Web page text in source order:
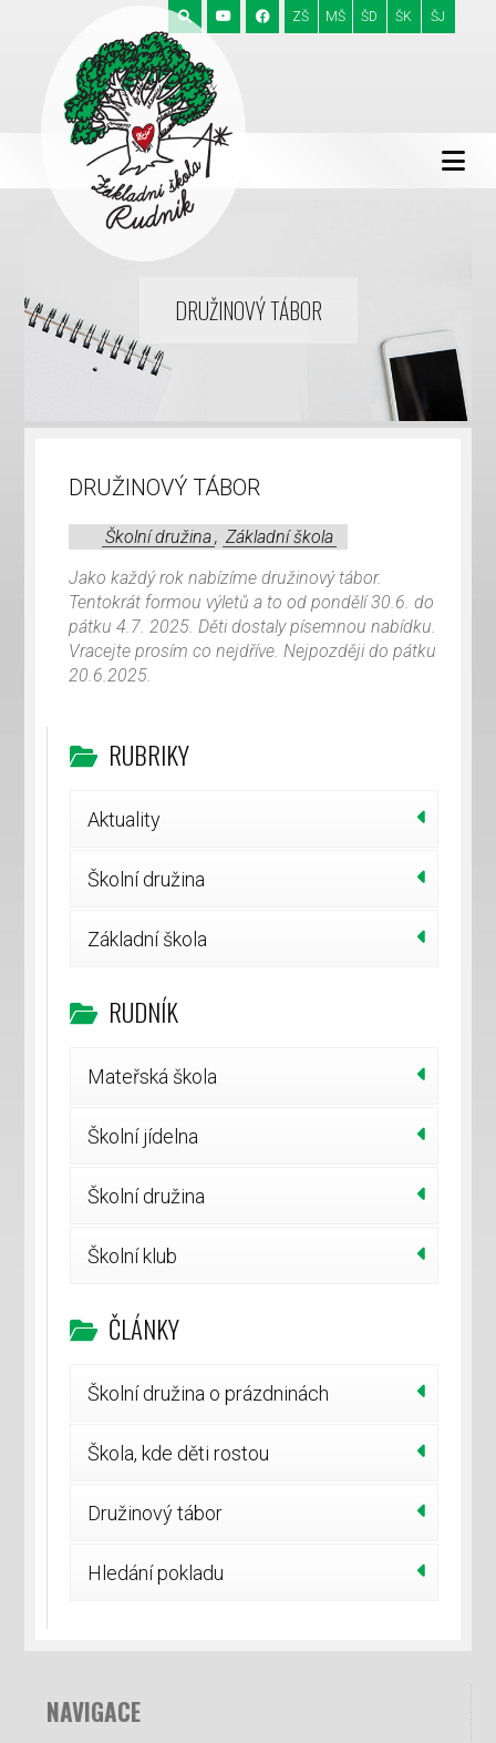
ZŠ MŠ ŠD ŠK ŠJ
DRUŽINOVÝ TÁBOR
DRUŽINOVÝ TÁBOR
Školní družina, Základní škola
Jako každý rok nabízíme družinový tábor.
Tentokrát formou výletů a to od pondělí 30.6. do
pátku 4.7. 2025. Děti dostaly písemnou nabídku.
Vracejte prosím co nejdříve. Nejpozději do pátku
20.6.2025.
RUBRIKY
Aktuality
Školní družina
Základní škola
RUDNÍK
Mateřská škola
Školní jídelna
Školní družina
Školní klub
ČLÁNKY
Školní družina o prázdninách
Škola, kde děti rostou
Družinový tábor
Hledání pokladu
NAVIGACE